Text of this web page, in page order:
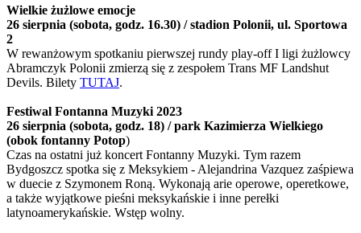
Wielkie żużlowe emocje
26 sierpnia (sobota, godz. 16.30) / stadion Polonii, ul. Sportowa
2
W rewanżowym spotkaniu pierwszej rundy play-off I ligi żużlowcy
Abramczyk Polonii zmierzą się z zespołem Trans MF Landshut
Devils. Bilety TUTAJ.
Festiwal Fontanna Muzyki 2023
26 sierpnia (sobota, godz. 18) / park Kazimierza Wielkiego
(obok fontanny Potop)
Czas na ostatni już koncert Fontanny Muzyki. Tym razem
Bydgoszcz spotka się z Meksykiem - Alejandrina Vazquez zaśpiewa
w duecie z Szymonem Roną. Wykonają arie operowe, operetkowe,
a także wyjątkowe pieśni meksykańskie i inne perełki
latynoamerykańskie. Wstęp wolny.